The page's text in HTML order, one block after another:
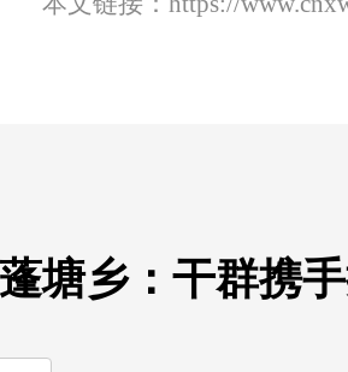
蓬塘乡：干群携